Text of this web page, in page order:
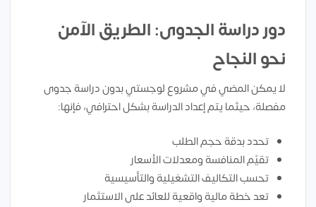
دور دراسة الجدوى: الطريق الآمن
نحو النجاح
لا يمكن المضي في مشروع لوجستي بدون دراسة جدوى
مفصلة، حيثما يتم إعداد الدراسة بشكل احترافي، فإنها:
تحدد بدقة حجم الطلب
تقيّم المنافسة ومعدلات الأسعار
تحسب التكاليف التشغيلية والتأسيسية
تعد خطة مالية واقعية للعائد على الاستثمار